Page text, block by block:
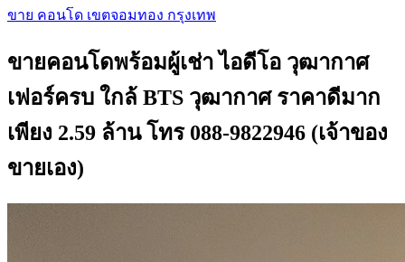
ขาย คอนโด เขตจอมทอง กรุงเทพ
ขายคอนโดพร้อมผู้เช่า ไอดีโอ วุฒากาศ
เฟอร์ครบ ใกล้ BTS วุฒากาศ ราคาดีมาก
เพียง 2.59 ล้าน โทร 088-9822946 (เจ้าของ
ขายเอง)